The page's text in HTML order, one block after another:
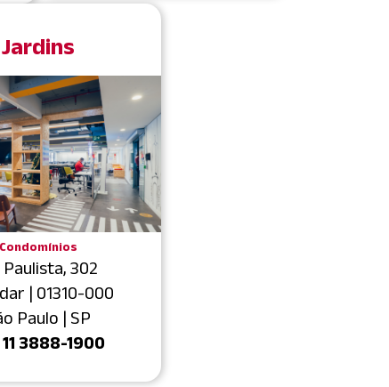
Jardins
Condomínios
Paulista, 302
| 01310-000
Paulo | SP
3888-1900